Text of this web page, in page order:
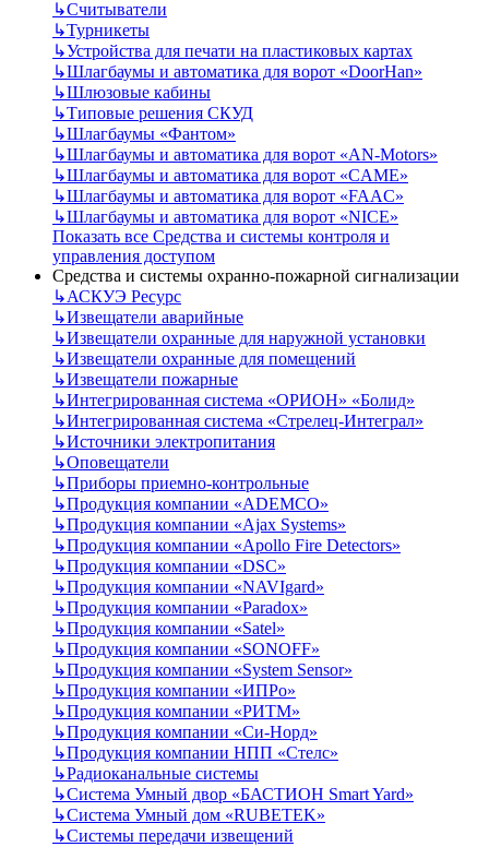
↳Считыватели
↳Турникеты
↳Устройства для печати на пластиковых картах
↳Шлагбаумы и автоматика для ворот «DoorHan»
↳Шлюзовые кабины
↳Типовые решения СКУД
↳Шлагбаумы «Фантом»
↳Шлагбаумы и автоматика для ворот «AN-Motors»
↳Шлагбаумы и автоматика для ворот «CAME»
↳Шлагбаумы и автоматика для ворот «FAAC»
↳Шлагбаумы и автоматика для ворот «NICE»
Показать все Средства и системы контроля и
управления доступом
Средства и системы охранно-пожарной сигнализации
↳АСКУЭ Ресурс
↳Извещатели аварийные
↳Извещатели охранные для наружной установки
↳Извещатели охранные для помещений
↳Извещатели пожарные
↳Интегрированная система «ОРИОН» «Болид»
↳Интегрированная система «Стрелец-Интеграл»
↳Источники электропитания
↳Оповещатели
↳Приборы приемно-контрольные
↳Продукция компании «ADEMCO»
↳Продукция компании «Ajax Systems»
↳Продукция компании «Apollo Fire Detectors»
↳Продукция компании «DSC»
↳Продукция компании «NAVIgard»
↳Продукция компании «Paradox»
↳Продукция компании «Satel»
↳Продукция компании «SONOFF»
↳Продукция компании «System Sensor»
↳Продукция компании «ИПРо»
↳Продукция компании «РИТМ»
↳Продукция компании «Си-Норд»
↳Продукция компании НПП «Стелс»
↳Радиоканальные системы
↳Система Умный двор «БАСТИОН Smart Yard»
↳Система Умный дом «RUBETEK»
↳Системы передачи извещений